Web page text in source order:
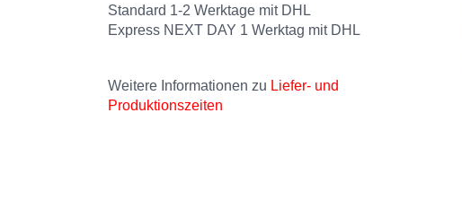
Standard 1-2 Werktage mit DHL
Express NEXT DAY 1 Werktag mit DHL
Weitere Informationen zu Liefer- und
Produktionszeiten